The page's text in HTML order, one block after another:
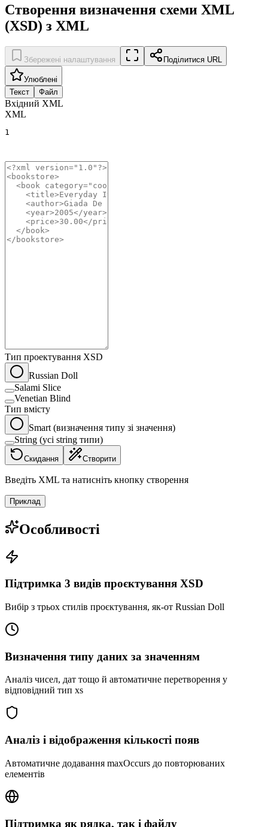
Створення визначення схеми XML
(XSD) з XML
Збережені налаштування Поділитися URL
Улюблені
Текст
Файл
Вхідний XML
XML
1
Тип проектування XSD
Russian Doll
Salami Slice
Venetian Blind
Тип вмісту
Smart (визначення типу зі значення)
String (усі string типи)
Скидання Створити
Введіть XML та натисніть кнопку створення
Приклад
Особливості
Підтримка 3 видів проєктування XSD
Вибір з трьох стилів проєктування, як-от Russian Doll
Визначення типу даних за значенням
Аналіз чисел, дат тощо й автоматичне перетворення у
відповідний тип xs
Аналіз і відображення кількості появ
Автоматичне додавання maxOccurs до повторюваних
елементів
Підтримка як рядка, так і файлу